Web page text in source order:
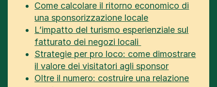
Come calcolare il ritorno economico di
una sponsorizzazione locale
L’impatto del turismo esperienziale sul
fatturato dei negozi locali
Strategie per pro loco: come dimostrare
il valore dei visitatori agli sponsor
Oltre il numero: costruire una relazione